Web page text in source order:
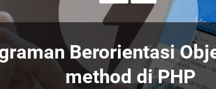
Berorientasi
method di PHP